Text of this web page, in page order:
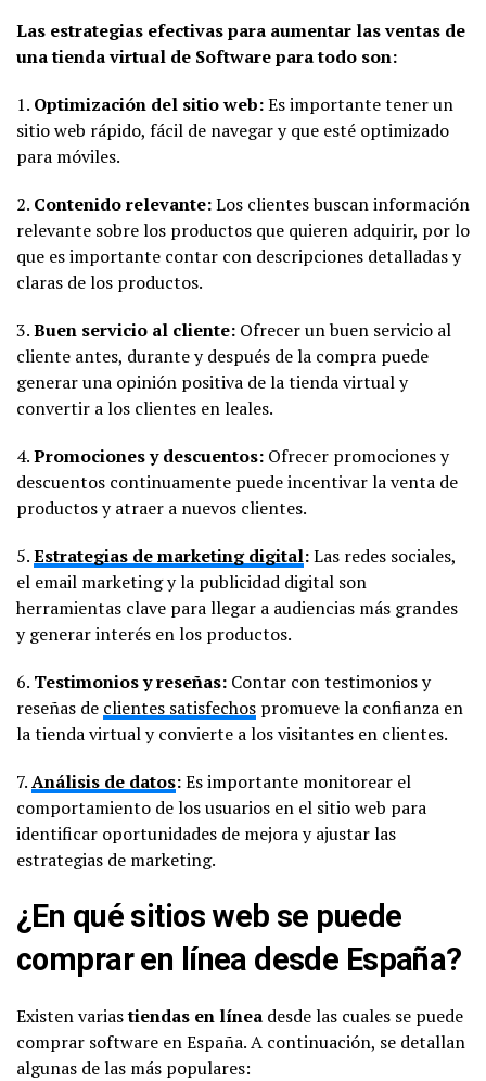
Las estrategias efectivas para aumentar las ventas de
una tienda virtual de Software para todo son:
1. Optimización del sitio web:Es importante tener un
sitio web rápido, fácil de navegar y que esté optimizado
para móviles.
2. Contenido relevante:Los clientes buscan información
relevante sobre los productos que quieren adquirir, por lo
que es importante contar con descripciones detalladas y
claras de los productos.
3.Buen servicio al cliente: Ofrecer un buen servicio al
cliente antes, durante y después de la compra puede
generar una opinión positiva de la tienda virtual y
convertir a los clientes en leales.
4.Promociones y descuentos: Ofrecer promociones y
descuentos continuamente puede incentivar la venta de
productos y atraer a nuevos clientes.
5.Estrategias de marketing digital:Las redes sociales,
el email marketing y la publicidad digital son
herramientas clave para llegar a audiencias más grandes
y generar interés en los productos.
6. Testimonios y reseñas: Contar con testimonios y
reseñas de clientes satisfechos promueve la confianza en
la tienda virtual y convierte a los visitantes en clientes.
7.Análisis de datos:Es importante monitorear el
comportamiento de los usuarios en el sitio web para
identificar oportunidades de mejora y ajustar las
estrategias de marketing.
¿En qué sitios web se puede
comprar en línea desde España?
Existen variastiendas en línea desde las cuales se puede
comprar software en España. A continuación, se detallan
algunas de las más populares: